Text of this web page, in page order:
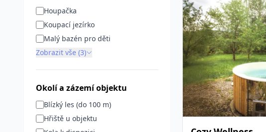
Houpačka
Koupací jezírko
Malý bazén pro děti
Zobrazit vše (3)
Okolí a zázemí objektu
Blízký les (do 100 m)
Hřiště u objektu